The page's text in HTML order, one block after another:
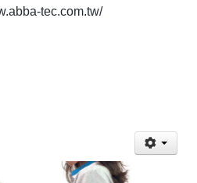
tec.com.tw/